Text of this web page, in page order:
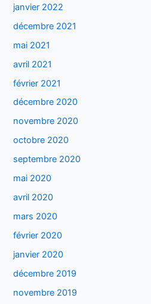
janvier 2022
décembre 2021
mai 2021
avril 2021
février 2021
décembre 2020
novembre 2020
octobre 2020
septembre 2020
mai 2020
avril 2020
mars 2020
février 2020
janvier 2020
décembre 2019
novembre 2019